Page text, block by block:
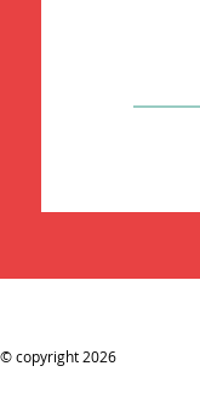
© copyright 2026